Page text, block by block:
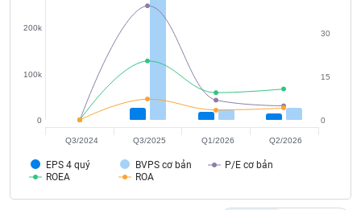
EPS 4 quý BVPS cơ bản
P/E cơ bản
ROEA
ROA
0
100k
200k
0
15
30
Q3/2024 Q3/2025 Q1/2026 Q2/2026
tài
chính